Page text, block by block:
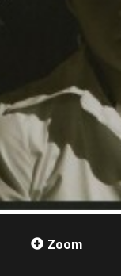
Zoom